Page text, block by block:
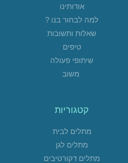
אודותינו
למה לבחור בנו ?
שאלות ותשובות
טיפים
שיתופי פעולה
משוב
קטגוריות
מתלים לבית
מתלים לגן
מתלים דקורטיבים